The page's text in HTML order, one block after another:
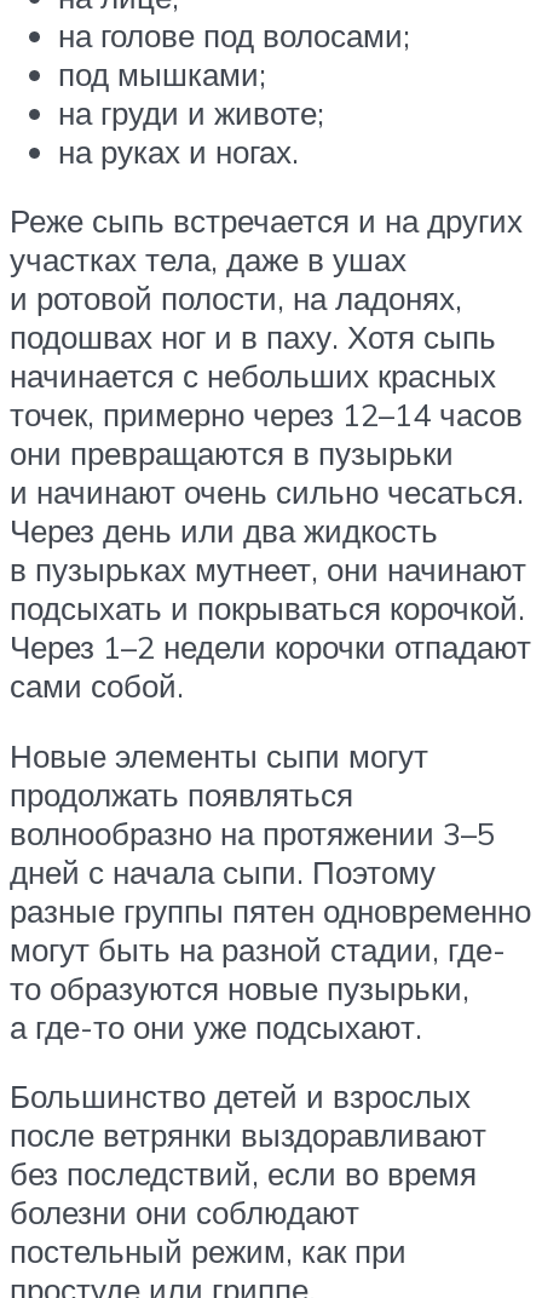
на голове под волосами;
под мышками;
на груди и животе;
на руках и ногах.
Реже сыпь встречается и на других
участках тела, даже в ушах
и ротовой полости, на ладонях,
подошвах ног и в паху. Хотя сыпь
начинается с небольших красных
точек, примерно через 12–14 часов
они превращаются в пузырьки
и начинают очень сильно чесаться.
Через день или два жидкость
в пузырьках мутнеет, они начинают
подсыхать и покрываться корочкой.
Через 1–2 недели корочки отпадают
сами собой.
Новые элементы сыпи могут
продолжать появляться
волнообразно на протяжении 3–5
дней с начала сыпи. Поэтому
разные группы пятен одновременно
могут быть на разной стадии, где-
то образуются новые пузырьки,
а где-то они уже подсыхают.
Большинство детей и взрослых
после ветрянки выздоравливают
без последствий, если во время
болезни они соблюдают
постельный режим, как при
простуде или гриппе.